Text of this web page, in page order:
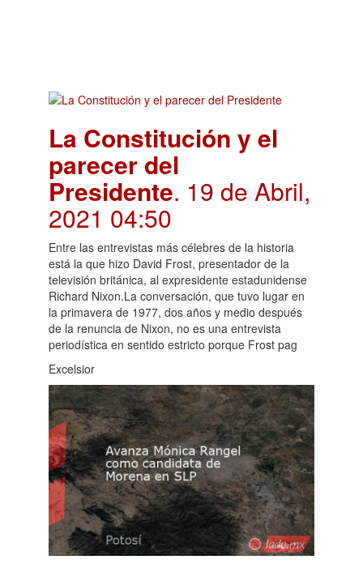
La Constitución y el
parecer del
Presidente. 19 de Abril,
2021 04:50
Entre las entrevistas más célebres de la historia
está la que hizo David Frost, presentador de la
televisión británica, al expresidente estadunidense
Richard Nixon.La conversación, que tuvo lugar en
la primavera de 1977, dos años y medio después
de la renuncia de Nixon, no es una entrevista
periodística en sentido estricto porque Frost pag
Excelsior